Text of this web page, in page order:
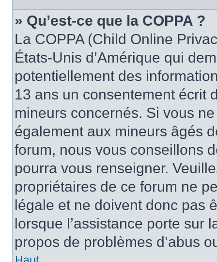
» Qu’est-ce que la COPPA ?
La COPPA (Child Online
États-Unis d’Amérique qui
potentiellement des
13 ans un consentement écrit
mineurs concernés. Si vous
également aux mineurs âgés
forum, nous vous conseillons
pourra vous renseigner.
propriétaires de ce forum ne
légale et ne doivent donc pas
lorsque l’assistance porte sur
propos de problèmes d’abus